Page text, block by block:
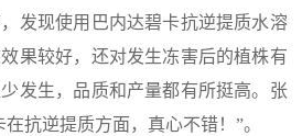
发现使用巴内达碧卡抗逆提质水溶
果较好，还对发生冻害后的植株有
发生，品质和产量都有所挺高。张
抗逆提质方面，真心不错！”。